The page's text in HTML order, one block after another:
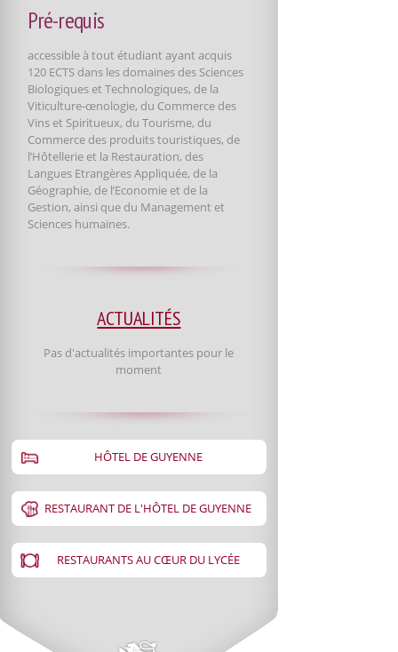
Pré-requis
accessible à tout étudiant ayant acquis
120 ECTS dans les domaines des Sciences
Biologiques et Technologiques, de la
Viticulture-œnologie, du Commerce des
Vins et Spiritueux, du Tourisme, du
Commerce des produits touristiques, de
l’Hôtellerie et la Restauration, des
Langues Etrangères Appliquée, de la
Géographie, de l’Economie et de la
Gestion, ainsi que du Management et
Sciences humaines.
ACTUALITÉS
Pas d'actualités importantes pour le
moment
HÔTEL DE GUYENNE
RESTAURANT DE L'HÔTEL DE GUYENNE
RESTAURANTS AU CŒUR DU LYCÉE